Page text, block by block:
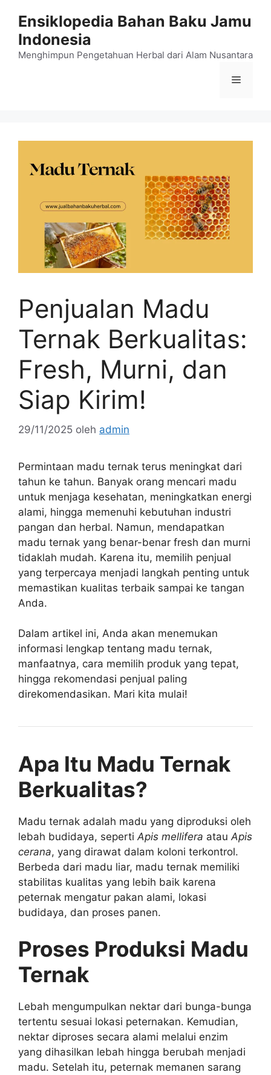
Ensiklopedia Bahan Baku Jamu
Indonesia
Menghimpun Pengetahuan Herbal dari Alam Nusantara
Menu
Penjualan Madu
Ternak Berkualitas:
Fresh, Murni, dan
Siap Kirim!
29/11/2025 oleh admin
Permintaan madu ternak terus meningkat dari
tahun ke tahun. Banyak orang mencari madu
untuk menjaga kesehatan, meningkatkan energi
alami, hingga memenuhi kebutuhan industri
pangan dan herbal. Namun, mendapatkan
madu ternak yang benar-benar fresh dan murni
tidaklah mudah. Karena itu, memilih penjual
yang terpercaya menjadi langkah penting untuk
memastikan kualitas terbaik sampai ke tangan
Anda.
Dalam artikel ini, Anda akan menemukan
informasi lengkap tentang madu ternak,
manfaatnya, cara memilih produk yang tepat,
hingga rekomendasi penjual paling
direkomendasikan. Mari kita mulai!
Apa Itu Madu Ternak
Berkualitas?
Madu ternak adalah madu yang diproduksi oleh
lebah budidaya, sepertiApis mellifera atauApis
cerana, yang dirawat dalam koloni terkontrol.
Berbeda dari madu liar, madu ternak memiliki
stabilitas kualitas yang lebih baik karena
peternak mengatur pakan alami, lokasi
budidaya, dan proses panen.
Proses Produksi Madu
Ternak
Lebah mengumpulkan nektar dari bunga-bunga
tertentu sesuai lokasi peternakan. Kemudian,
nektar diproses secara alami melalui enzim
yang dihasilkan lebah hingga berubah menjadi
madu. Setelah itu, peternak memanen sarang